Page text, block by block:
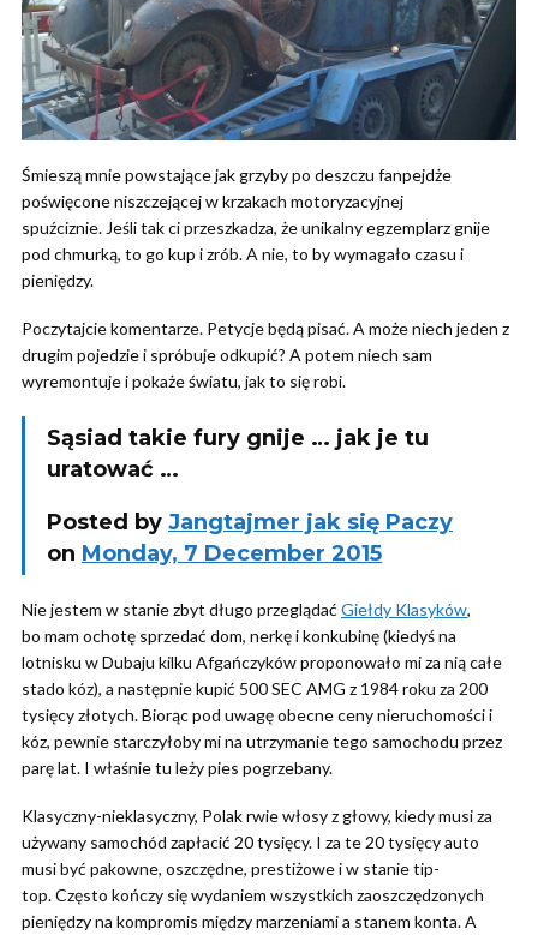
Śmieszą mnie powstające jak grzyby po deszczu fanpejdże
poświęcone niszczejącej w krzakach motoryzacyjnej
spuźciznie. Jeśli tak ci przeszkadza, że unikalny egzemplarz gnije
pod chmurką, to go kup i zrób. A nie, to by wymagało czasu i
pieniędzy.
Poczytajcie komentarze. Petycje będą pisać. A może niech jeden z
drugim pojedzie i spróbuje odkupić? A potem niech sam
wyremontuje i pokaże światu, jak to się robi.
Sąsiad takie fury gnije … jak je tu
uratować …
Posted by Jangtajmer jak się Paczy
on Monday, 7 December 2015
Nie jestem w stanie zbyt długo przeglądać Giełdy Klasyków,
bo mam ochotę sprzedać dom, nerkę i konkubinę (kiedyś na
lotnisku w Dubaju kilku Afgańczyków proponowało mi za nią całe
stado kóz), a następnie kupić 500 SEC AMG z 1984 roku za 200
tysięcy złotych. Biorąc pod uwagę obecne ceny nieruchomości i
kóz, pewnie starczyłoby mi na utrzymanie tego samochodu przez
parę lat. I właśnie tu leży pies pogrzebany.
Klasyczny-nieklasyczny, Polak rwie włosy z głowy, kiedy musi za
używany samochód zapłacić 20 tysięcy. I za te 20 tysięcy auto
musi być pakowne, oszczędne, prestiżowe i w stanie tip-
top. Często kończy się wydaniem wszystkich zaoszczędzonych
pieniędzy na kompromis między marzeniami a stanem konta. A